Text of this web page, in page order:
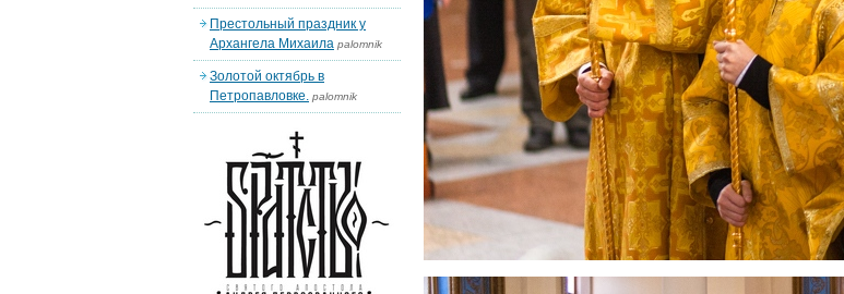
Престольный праздник у
Архангела Михаила palomnik
Золотой октябрь в
Петропавловке. palomnik